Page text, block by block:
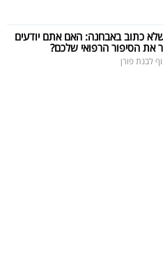
כתוב באבחנה: האם אתם יודעים
את הסיפור הרפואי שלכם?
לבנת פורן